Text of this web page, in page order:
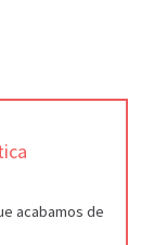
14-
acabamos de